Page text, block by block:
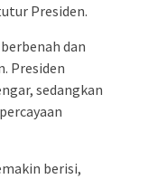
Presiden.
dan
Presiden
sedangkan
berisi,